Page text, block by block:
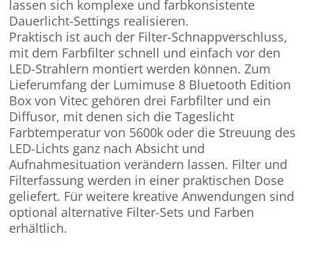
lassen sich komplexe und farbkonsistente
Dauerlicht-Settings realisieren.
Praktisch ist auch der Filter-Schnappverschluss,
mit dem Farbfilter schnell und einfach vor den
LED-Strahlern montiert werden können. Zum
Lieferumfang der Lumimuse 8 Bluetooth Edition
Box von Vitec gehören drei Farbfilter und ein
Diffusor, mit denen sich die Tageslicht
Farbtemperatur von 5600k oder die Streuung des
LED-Lichts ganz nach Absicht und
Aufnahmesituation verändern lassen. Filter und
Filterfassung werden in einer praktischen Dose
geliefert. Für weitere kreative Anwendungen sind
optional alternative Filter-Sets und Farben
erhältlich.